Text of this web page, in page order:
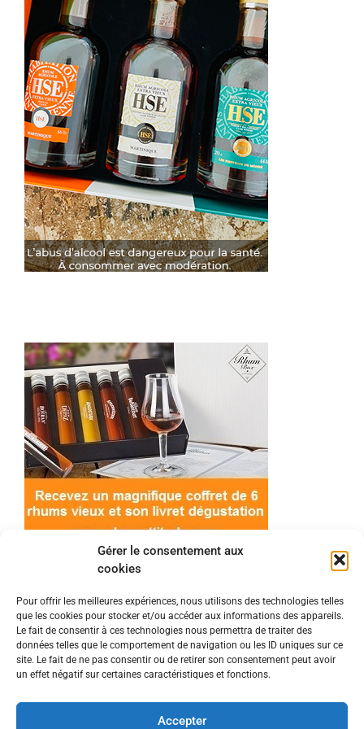
Gérer le consentement aux
cookies
Pour offrir les meilleures expériences, nous utilisons des technologies telles
que les cookies pour stocker et/ou accéder aux informations des appareils.
Le fait de consentir à ces technologies nous permettra de traiter des
données telles que le comportement de navigation ou les ID uniques sur ce
site. Le fait de ne pas consentir ou de retirer son consentement peut avoir
un effet négatif sur certaines caractéristiques et fonctions.
Accepter
© 2022 Meilleur-rhum.net - Tous droits réservés
Mentions légales-Politique de cookies